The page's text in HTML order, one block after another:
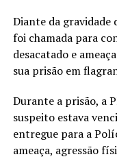
Diante da gravidade
foi chamada para
desacatado e
sua prisão em
Durante a prisão, a
suspeito estava
entregue para a
ameaça, agressão